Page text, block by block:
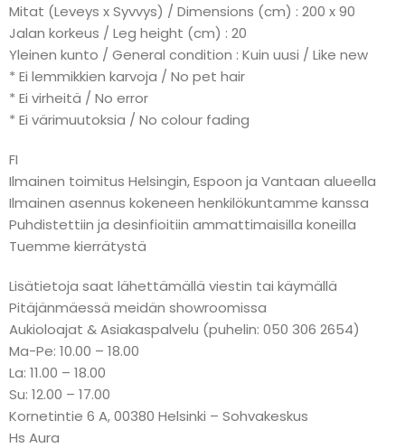
Mitat (Leveys x Syvvys) / Dimensions (cm) : 200 x 90
Jalan korkeus / Leg height (cm) : 20
Yleinen kunto / General condition : Kuin uusi / Like new
* Ei lemmikkien karvoja / No pet hair
* Ei virheitä / No error
* Ei värimuutoksia / No colour fading
FI
Ilmainen toimitus Helsingin, Espoon ja Vantaan alueella
Ilmainen asennus kokeneen henkilökuntamme kanssa
Puhdistettiin ja desinfioitiin ammattimaisilla koneilla
Tuemme kierrätystä
Lisätietoja saat lähettämällä viestin tai käymällä
Pitäjänmäessä meidän showroomissa
Aukioloajat & Asiakaspalvelu (puhelin: 050 306 2654)
Ma-Pe: 10.00 – 18.00
La: 11.00 – 18.00
Su: 12.00 – 17.00
Kornetintie 6 A, 00380 Helsinki – Sohvakeskus
Hs Aura